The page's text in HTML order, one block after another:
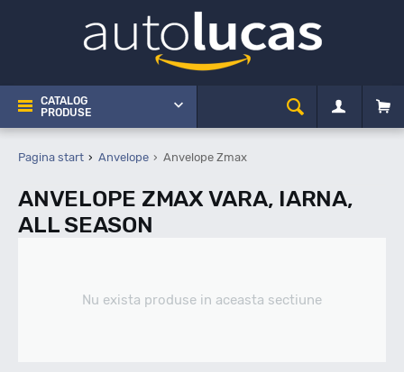
CATALOG
PRODUSE
Pagina start Anvelope Anvelope Zmax
ANVELOPE ZMAX VARA, IARNA,
ALL SEASON
Nu exista produse in aceasta sectiune